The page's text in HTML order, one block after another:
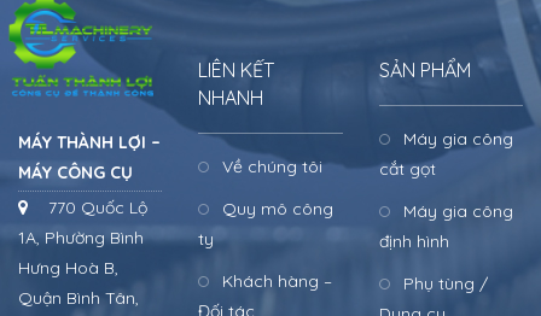
MÁY THÀNH LỢI –
MÁY CÔNG CỤ
770 Quốc Lộ
1A, Phường Bình
Hưng Hoà B,
Quận Bình Tân,
LIÊN KẾT
NHANH
Về chúng tôi
Quy mô công
ty
Khách hàng –
Đối tác
SẢN PHẨM
Máy gia công
cắt gọt
Máy gia công
định hình
Phụ tùng /